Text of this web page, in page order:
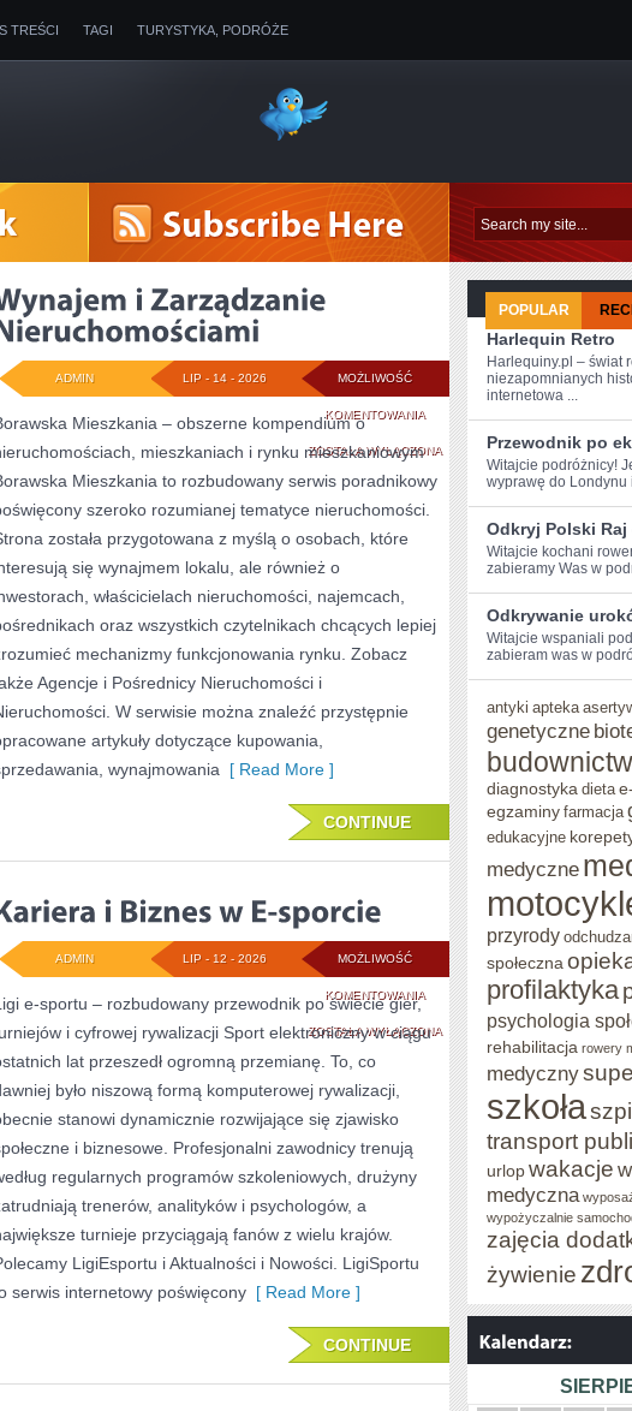
TREŚCI TAGI TURYSTYKA, PODRÓŻE
MOŻLIWOŚĆ
KOMENTOWANIAWYNAJEM
I
ZARZĄDZANIE
NIERUCHOMOŚCIAMI
ZOSTAŁA WYŁĄCZONA
LIP - 14 - 2026
ADMIN
Mieszkania – obszerne kompendium o
mieszkaniach i rynku mieszkaniowym
Mieszkania to rozbudowany serwis poradnikowy
szeroko rozumianej tematyce nieruchomości.
została przygotowana z myślą o osobach, które
się wynajmem lokalu, ale również o
właścicielach nieruchomości, najemcach,
oraz wszystkich czytelnikach chcących lepiej
mechanizmy funkcjonowania rynku. Zobacz
Agencje i Pośrednicy Nieruchomości i
W serwisie można znaleźć przystępnie
artykuły dotyczące kupowania,
wynajmowania [ Read More ]
CONTINUE
MOŻLIWOŚĆ
KOMENTOWANIAKARIERA
I
BIZNES
SPORCIE
ZOSTAŁA WYŁĄCZONA
LIP - 12 - 2026
ADMIN
e-sportu – rozbudowany przewodnik po świecie gier,
i cyfrowej rywalizacji Sport elektroniczny w ciągu
lat przeszedł ogromną przemianę. To, co
było niszową formą komputerowej rywalizacji,
stanowi dynamicznie rozwijające się zjawisko
i biznesowe. Profesjonalni zawodnicy trenują
regularnych programów szkoleniowych, drużyny
trenerów, analityków i psychologów, a
turnieje przyciągają fanów z wielu krajów.
LigiEsportu i Aktualności i Nowości. LigiSportu
serwis internetowy poświęcony [ Read More ]
CONTINUE
POPULAR
Harlequin Retro
Harlequiny.pl – świat
niezapomnianych
internetowa ...
Przewodnik po
Witajcie ⁤podróżnicy!
wyprawę do Londynu
Odkryj Polski Raj
Witajcie kochani
zabieramy Was w
Odkrywanie
Witajcie ⁢wspaniali
zabieram was w‌
antyki apteka
genetyczne
diagnostyka dieta
egzaminy farmacja
edukacyjne
medyczne
przyrody
społeczna
profilaktyka
psychologia
rehabilitacja rowery
medyczny
szkoła
transport
urlopwakacje
medyczna
wypożyczalnie
zajęcia
żywienie